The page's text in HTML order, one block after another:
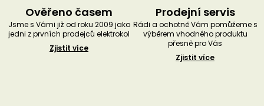
Ověřeno časem
Jsme s Vámi již od roku 2009 jako
jedni z prvních prodejců elektrokol
Zjistit více
Prodejní servis
Rádi a ochotně Vám pomůžeme s
výběrem vhodného produktu
přesně pro Vás
Zjistit více